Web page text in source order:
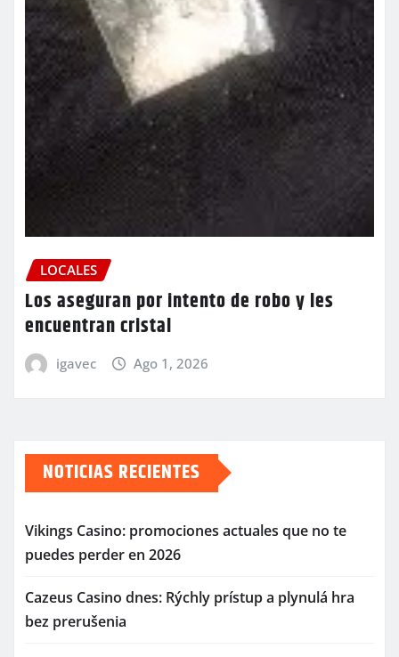
LOCALES
Los aseguran por intento de robo y les
encuentran cristal
igavec Ago 1, 2026
NOTICIAS RECIENTES
Vikings Casino: promociones actuales que no te
puedes perder en 2026
Cazeus Casino dnes: Rýchly prístup a plynulá hra
bez prerušenia